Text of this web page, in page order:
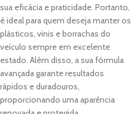
sua eficácia e praticidade. Portanto,
é ideal para quem deseja manter os
plásticos, vinis e borrachas do
veículo sempre em excelente
estado. Além disso, a sua fórmula
avançada garante resultados
rápidos e duradouros,
proporcionando uma aparência